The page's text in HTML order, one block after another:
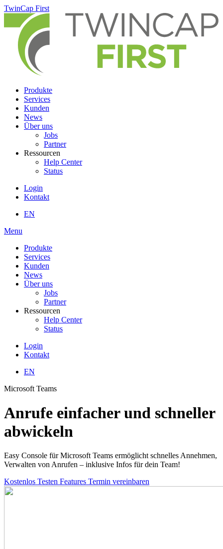
Skip
main
content
TwinCap First
Produkte
Services
Kunden
News
Über uns
Jobs
Partner
Ressourcen
Help Center
Status
Login
Kontakt
EN
Menu
Produkte
Services
Kunden
News
Über uns
Jobs
Partner
Ressourcen
Help Center
Status
Login
Kontakt
EN
Microsoft Teams
Anrufe einfacher und schneller
abwickeln
Easy Console für Microsoft Teams ermöglicht schnelles Annehmen,
Verwalten von Anrufen – inklusive Infos für dein Team!
Kostenlos Testen Features Termin vereinbaren